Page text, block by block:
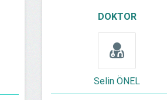
DOKTOR
Selin ÖNEL